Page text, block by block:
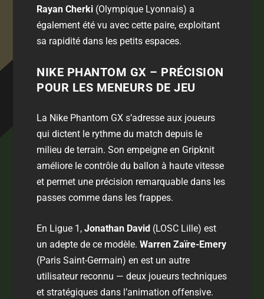
Rayan Cherki (Olympique Lyonnais) a
également été vu avec cette paire, exploitant
sa rapidité dans les petits espaces.
NIKE PHANTOM GX – PRÉCISION
POUR LES MENEURS DE JEU
La Nike Phantom GX s’adresse aux joueurs
qui dictent le rythme du match depuis le
milieu de terrain. Son empeigne en Gripknit
améliore le contrôle du ballon à haute vitesse
et permet une précision remarquable dans les
passes comme dans les frappes.
En Ligue 1,Jonathan David (LOSC Lille) est
un adepte de ce modèle.Warren Zaïre-Emery
(Paris Saint-Germain) en est un autre
utilisateur reconnu — deux joueurs techniques
et stratégiques dans l’animation offensive.